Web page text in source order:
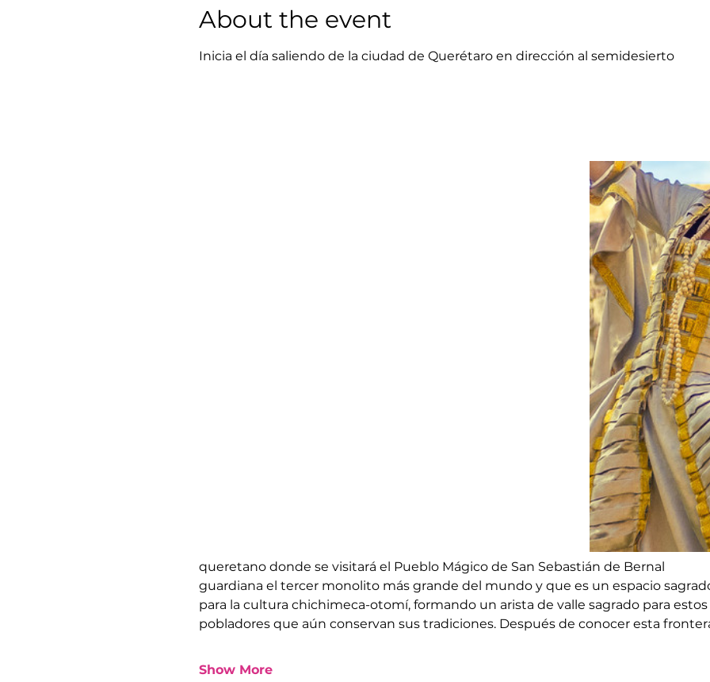
About the event
Inicia el día saliendo de la ciudad de Querétaro en dirección al semidesierto
queretano donde se visitará el Pueblo Mágico de San Sebastián de Bernal
guardiana el tercer monolito más grande del mundo y que es un espacio
para la cultura chichimeca-otomí, formando un arista de valle sagrado para estos
pobladores que aún conservan sus tradiciones. Después de conocer esta
Show More